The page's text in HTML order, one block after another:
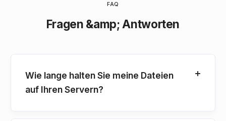
FAQ
Fragen &amp; Antworten
Wie lange halten Sie meine Dateien
auf Ihren Servern?